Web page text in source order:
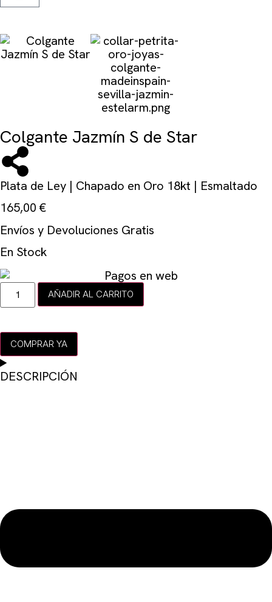
Colgante Jazmín S de Star
Plata de Ley | Chapado en Oro 18kt | Esmaltado
165,00 €
Envíos y Devoluciones Gratis
En Stock
AÑADIR AL CARRITO
COMPRAR YA
DESCRIPCIÓN